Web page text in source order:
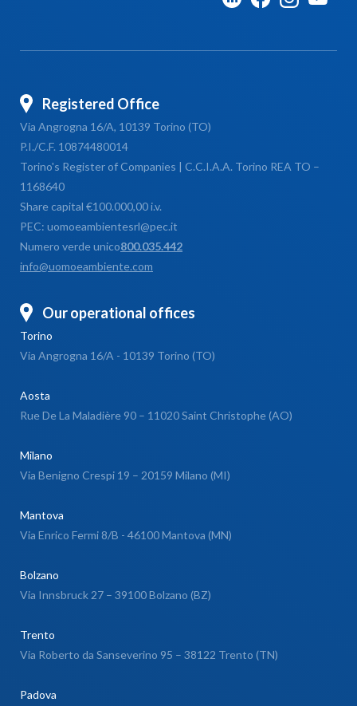
Registered Office
Via Angrogna 16/A, 10139 Torino (TO)
P.I./C.F. 10874480014
Torino's Register of Companies | C.C.I.A.A. Torino REA TO –
1168640
Share capital €100.000,00 i.v.
PEC: uomoeambientesrl@pec.it
Numero verde unico800.035.442
info@uomoeambiente.com
Our operational offices
Torino
Via Angrogna 16/A - 10139 Torino (TO)
Aosta
Rue De La Maladière 90 – 11020 Saint Christophe (AO)
Milano
Via Benigno Crespi 19 – 20159 Milano (MI)
Mantova
Via Enrico Fermi 8/B - 46100 Mantova (MN)
Bolzano
Via Innsbruck 27 – 39100 Bolzano (BZ)
Trento
Via Roberto da Sanseverino 95 – 38122 Trento (TN)
Padova